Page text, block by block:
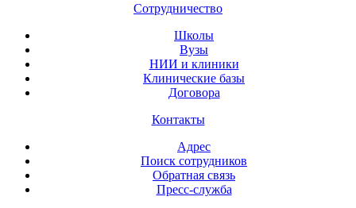
Сотрудничество
Школы
Вузы
НИИ и клиники
Клинические базы
Договора
Контакты
Адрес
Поиск сотрудников
Обратная связь
Пресс-служба